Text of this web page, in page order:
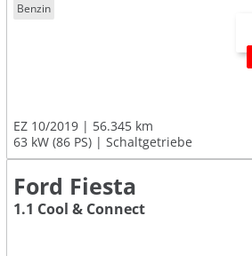
Benzin
EZ 10/2019
56.345 km
63 kW (86 PS)
Schaltgetriebe
Ford Fiesta
1.1 Cool & Connect